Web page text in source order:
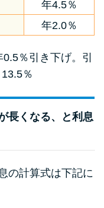
年4.5％
年2.0％
％引き下げ。引
％
長くなる、と利息
の計算式は下記に